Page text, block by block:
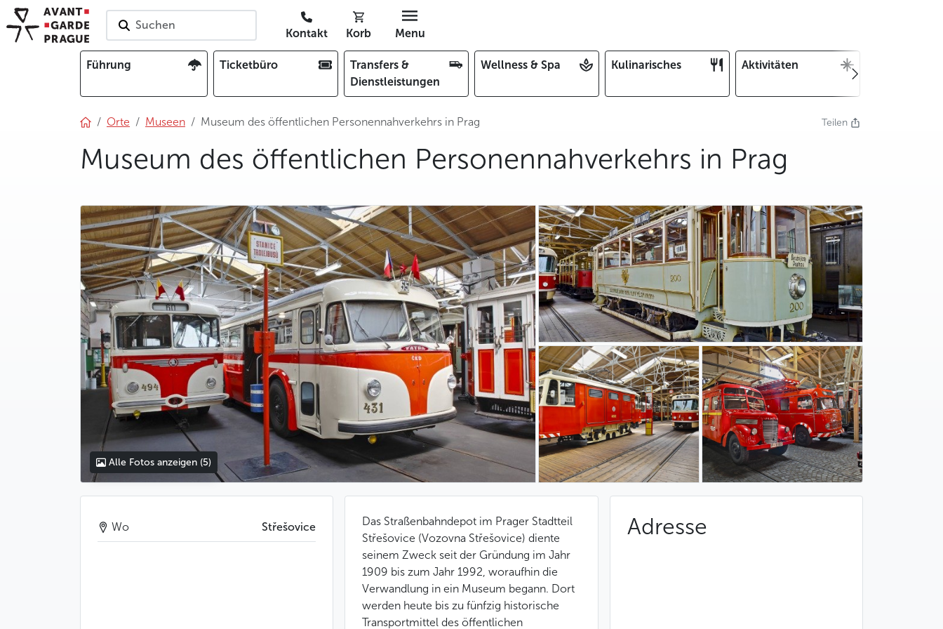
Suchen
Kontakt Korb Menu
Führung Ticketbüro
Transfers &
Dienstleistungen
Wellness & Spa Kulinarisches Aktivitäten
Orte Museen Museum des öffentlichen Personennahverkehrs in Prag Teilen
Museum des öffentlichen Personennahverkehrs in Prag
photo 5
Alle Fotos anzeigen (5)
Das Straßenbahndepot im Prager Stadtteil
Střešovice (Vozovna Střešovice) diente
seinem Zweck seit der Gründung im Jahr
1909 bis zum Jahr 1992, woraufhin die
Verwandlung in ein Museum begann. Dort
werden heute bis zu fünfzig historische
Transportmittel des öffentlichen
Wo Střešovice Adresse